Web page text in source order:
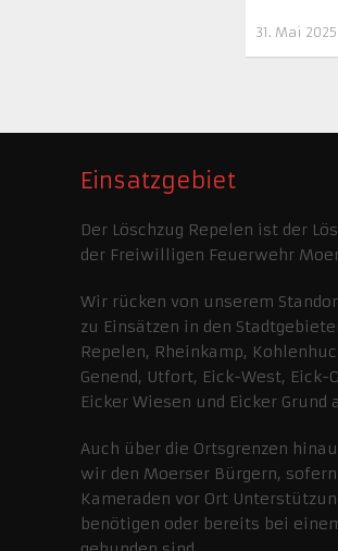
31. Mai 2025
Einsatzgebiet
Der Löschzug Repelen ist der
der Freiwilligen Feuerwehr
Wir rücken von unserem
zu Einsätzen in den
Repelen, Rheinkamp,
Genend, Utfort, Eick-West, Eick-
Eicker Wiesen und Eicker Grund
Auch über die Ortsgrenzen
wir den Moerser Bürgern,
Kameraden vor Ort
benötigen oder bereits bei